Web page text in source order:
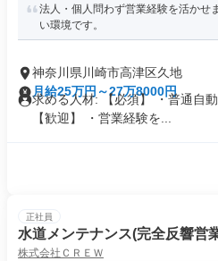
法人・個人問わず営業経験を活かせ
い環境です。
神奈川県川崎市高津区久地
月給25万円～27万8000円
求める人材: 【必須】 ・普通自
【歓迎】 ・営業経験を...
正社員
水道メンテナンス(完全反響営
株式会社ＣＲＥＷ